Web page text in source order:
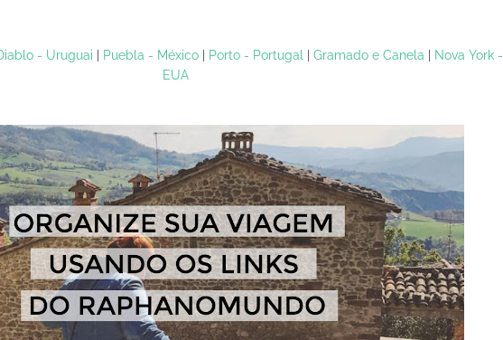
- Uruguai Puebla - México| Porto - Portugal Gramado e Canela
Nova York -
EUA